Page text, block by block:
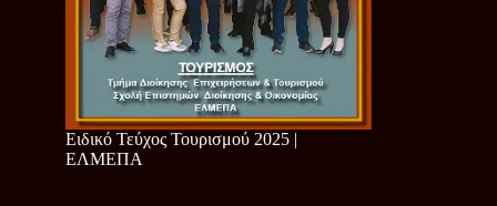
Ειδικό Τεύχος Τουρισμού 2025 |
ΕΛΜΕΠΑ